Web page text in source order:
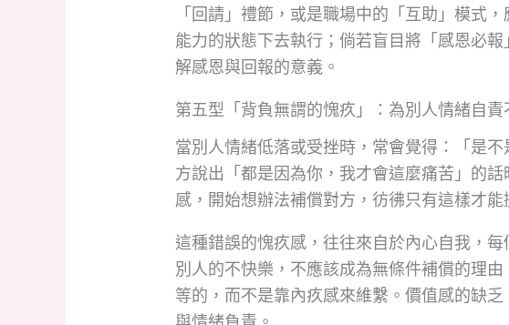
「回請」禮節，或是職場中的「互助」模式
能力的狀態下去執行；倘若盲目將「感恩必
解感恩與回報的意義。
第五型「背負無謂的愧疚」：為別人情緒自責
當別人情緒低落或受挫時，常會覺得：「是
方說出「都是因為你，我才會這麼痛苦」的
感，開始想辦法補償對方，彷彿只有這樣才能
這種錯誤的愧疚感，往往來自於內心自我，每
別人的不快樂，不應該成為無條件補償的理
等的，而不是靠內疚感來維繫。價值感的缺